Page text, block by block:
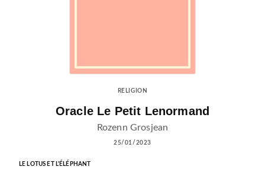
RELIGION
Oracle Le Petit Lenormand
Rozenn Grosjean
25/01/2023
LE LOTUS ET L'ÉLÉPHANT